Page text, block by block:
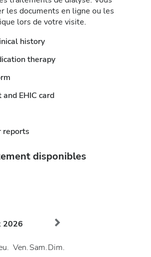
les documents en ligne ou les
lors de votre visite.
history
therapy
EHIC card
reports
disponibles
2026
Ven.Sam.Dim.